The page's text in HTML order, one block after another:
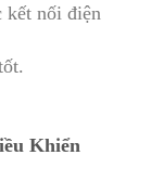
kết nối điện
Khiển